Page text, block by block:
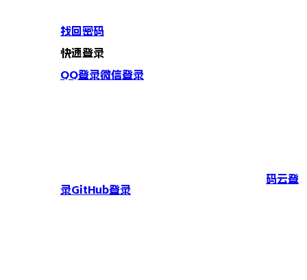
找回密码
快速登录
QQ登录微信登录
码云登
录GitHub登录